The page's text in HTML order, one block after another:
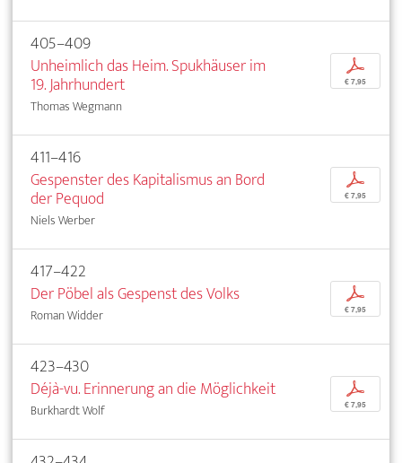
405–409
Unheimlich das Heim. Spukhäuser im
19. Jahrhundert
Thomas Wegmann
p
€ 7,95
411–416
Gespenster des Kapitalismus an Bord
der Pequod
Niels Werber
p
€ 7,95
417–422
Der Pöbel als Gespenst des Volks
Roman Widder
p
€ 7,95
423–430
Déjà-vu. Erinnerung an die Möglichkeit
Burkhardt Wolf
p
€ 7,95